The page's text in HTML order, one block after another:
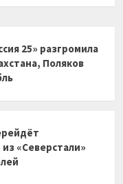
25» разгромила
Поляков
из «Северстали»